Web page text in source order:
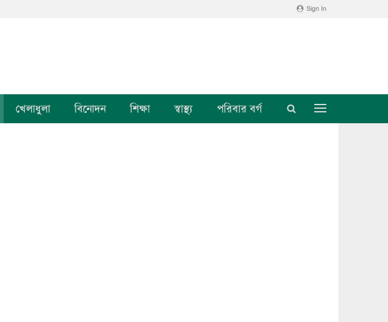
Sign In
খেলাধুলা বিনোদন শিক্ষা স্বাস্থ্য পরিবার বর্গ